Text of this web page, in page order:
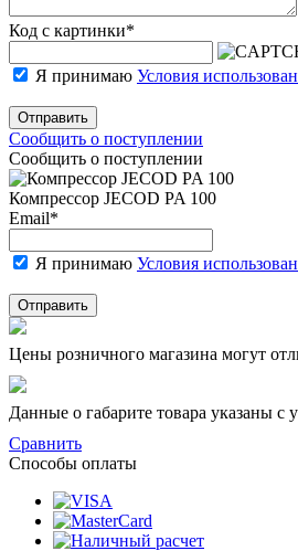
Код с картинки*
Я принимаю Условия
Отправить
Сообщить о поступлении
Сообщить о поступлении
Компрессор JECOD PA 100
Email*
Я принимаю Условия
Отправить
Цены розничного магазина могут
Данные о габарите товара указаны с
Сравнить
Способы оплаты